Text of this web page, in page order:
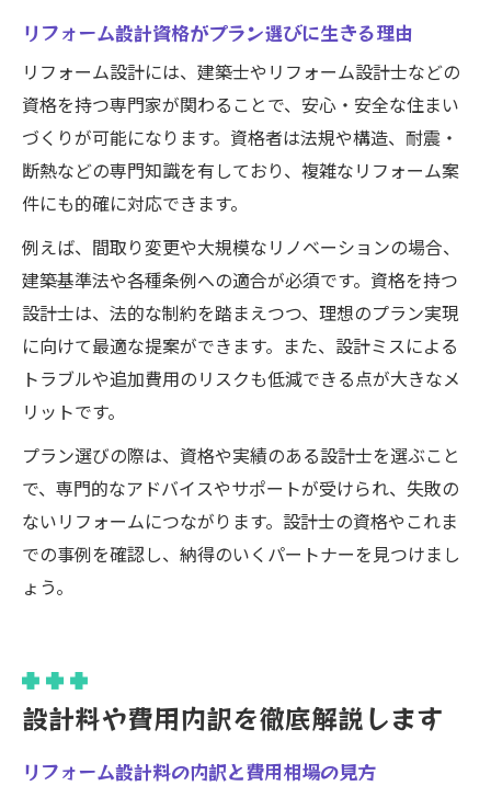
リフォーム設計資格がプラン選びに生きる理由
リフォーム設計には、建築士やリフォーム設計士などの
資格を持つ専門家が関わることで、安心・安全な住まい
づくりが可能になります。資格者は法規や構造、耐震・
断熱などの専門知識を有しており、複雑なリフォーム案
件にも的確に対応できます。
例えば、間取り変更や大規模なリノベーションの場合、
建築基準法や各種条例への適合が必須です。資格を持つ
設計士は、法的な制約を踏まえつつ、理想のプラン実現
に向けて最適な提案ができます。また、設計ミスによる
トラブルや追加費用のリスクも低減できる点が大きなメ
リットです。
プラン選びの際は、資格や実績のある設計士を選ぶこと
で、専門的なアドバイスやサポートが受けられ、失敗の
ないリフォームにつながります。設計士の資格やこれま
での事例を確認し、納得のいくパートナーを見つけまし
ょう。
設計料や費用内訳を徹底解説します
リフォーム設計料の内訳と費用相場の見方